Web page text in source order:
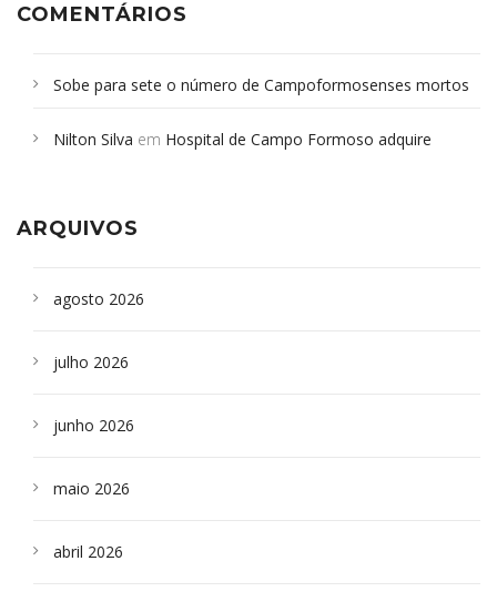
COMENTÁRIOS
Sobe para sete o número de Campoformosenses mortos
Campoformosenses que morreram em desabamentos são
Nilton Silva em Hospital de Campo Formoso adquire
ARQUIVOS
agosto 2026
julho 2026
junho 2026
maio 2026
abril 2026